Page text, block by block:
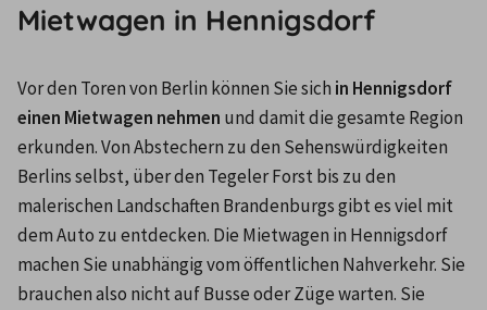
Mietwagen in Hennigsdorf
Vor den Toren von Berlin können Sie sich in Hennigsdorf
einen Mietwagen nehmen und damit die gesamte Region
erkunden. Von Abstechern zu den Sehenswürdigkeiten
Berlins selbst, über den Tegeler Forst bis zu den
malerischen Landschaften Brandenburgs gibt es viel mit
dem Auto zu entdecken. Die Mietwagen in Hennigsdorf
machen Sie unabhängig vom öffentlichen Nahverkehr. Sie
brauchen also nicht auf Busse oder Züge warten. Sie